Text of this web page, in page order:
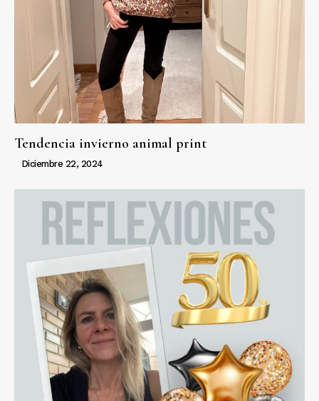
Tendencia invierno animal print
Diciembre 22, 2024